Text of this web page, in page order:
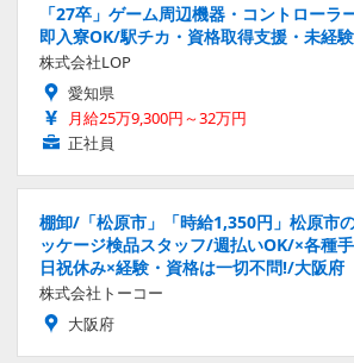
「27卒」ゲーム周辺機器・コントローラ
即入寮OK/駅チカ・資格取得支援・未経
株式会社LOP
愛知県
月給25万9,300円～32万円
正社員
棚卸/「松原市」「時給1,350円」松原市
ッケージ検品スタッフ/週払いOK/×各種
日祝休み×経験・資格は一切不問!/大阪府
株式会社トーコー
大阪府